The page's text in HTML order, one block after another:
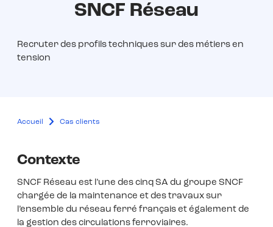
SNCF Réseau
Recruter des profils techniques sur des métiers en
tension
Accueil Cas clients
Contexte
SNCF Réseau est l’une des cinq SA du groupe SNCF
chargée de la maintenance et des travaux sur
l’ensemble du réseau ferré français et également de
la gestion des circulations ferroviaires.